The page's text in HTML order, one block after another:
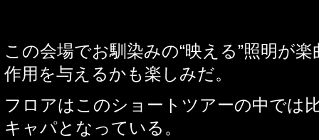
この会場でお馴染みの“映える”照明が
作用を与えるかも楽しみだ。
フロアはこのショートツアーの中では
キャパとなっている。